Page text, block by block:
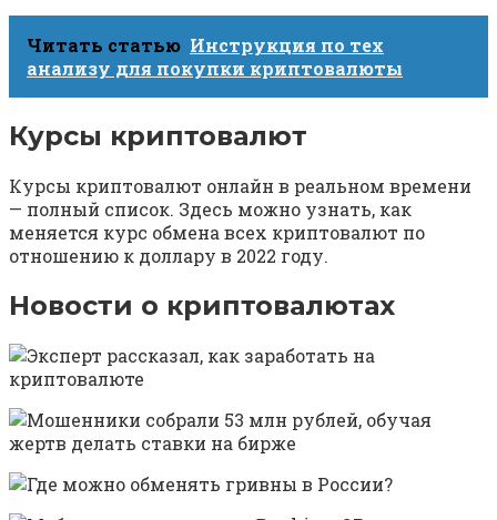
Читать статью Инструкция по тех
анализу для покупки криптовалюты
Курсы криптовалют
Курсы криптовалют онлайн в реальном времени
— полный список. Здесь можно узнать, как
меняется курс обмена всех криптовалют по
отношению к доллару в 2022 году.
Новости о криптовалютах